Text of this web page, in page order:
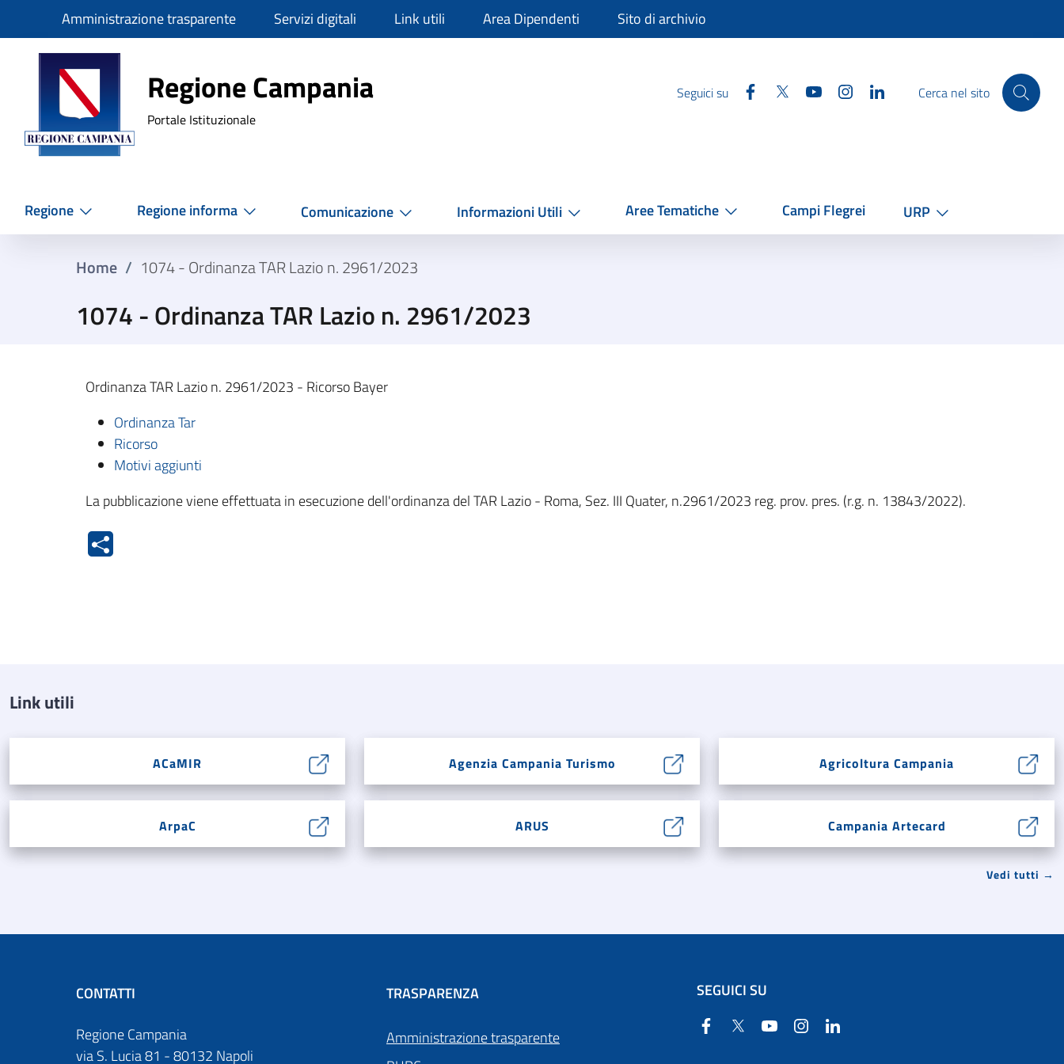
SlimAmministrazione trasparente Servizi digitali Link utili Area Dipendenti Sito di archivio
Regione Campania
Regione Campania
Portale Istituzionale
Seguici su Facebook
Twitter YouTube InstagramLinkedinCerca nel sito
Regione Regione informa Comunicazione Informazioni Utili Aree Tematiche Campi Flegrei URP
Home / 1074 - Ordinanza TAR Lazio n. 2961/2023
1074 - Ordinanza TAR Lazio n. 2961/2023
Ordinanza TAR Lazio n. 2961/2023 - Ricorso Bayer
Ordinanza Tar
Ricorso
Motivi aggiunti
La pubblicazione viene effettuata in esecuzione dell'ordinanza del TAR Lazio - Roma, Sez. III Quater, n.2961/2023 reg. prov. pres. (r.g. n. 13843/2022).
Link utili
ACaMIR Agenzia Campania Turismo Agricoltura Campania
ArpaC ARUS Campania Artecard
Vedi tutti →
CONTATTI
Regione Campania
via S. Lucia 81 - 80132 Napoli
TRASPARENZA
Amministrazione trasparente
SEGUICI SU
Facebook
Twitter YouTube Instagram